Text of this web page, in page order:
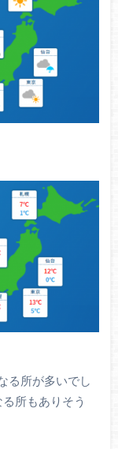
る所が多いでし
所もありそう